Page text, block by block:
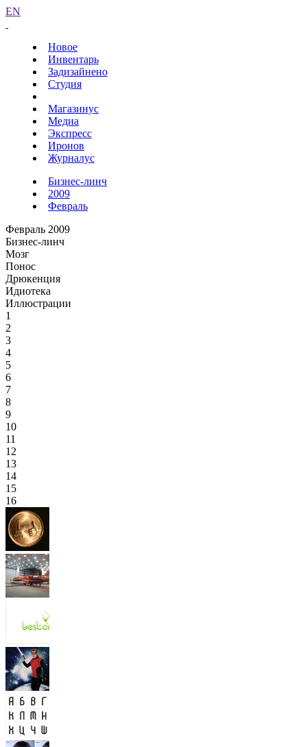
EN
Новое
Инвентарь
Задизайнено
Студия
Магазинус
Медиа
Экспресс
Иронов
Журналус
Бизнес-линч
2009
Февраль
Февраль 2009
Бизнес-линч
Мозг
Понос
Дрюкенция
Идиотека
Иллюстрации
1
2
3
4
5
6
7
8
9
10
11
12
13
14
15
16